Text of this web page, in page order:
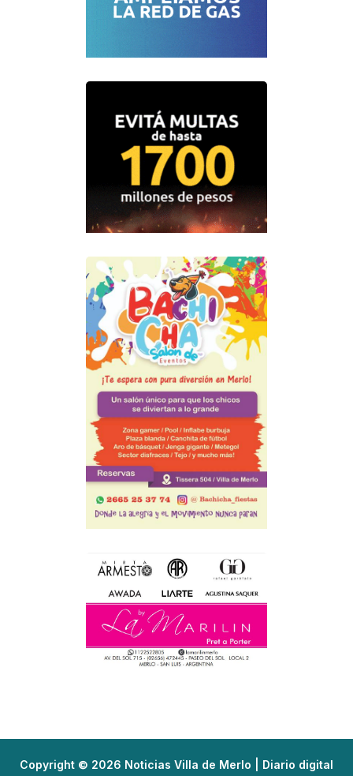
Copyright © 2026 Noticias Villa de Merlo | Diario digital